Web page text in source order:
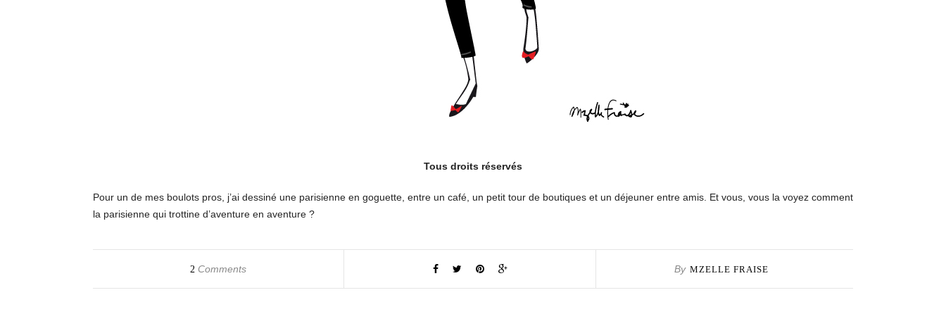
Tous droits réservés
Pour un de mes boulots pros, j’ai dessiné une parisienne en goguette, entre un café, un petit tour de boutiques et un déjeuner entre amis. Et vous, vous la voyez comment
la parisienne qui trottine d’aventure en aventure ?
2 Comments By MZELLE FRAISE